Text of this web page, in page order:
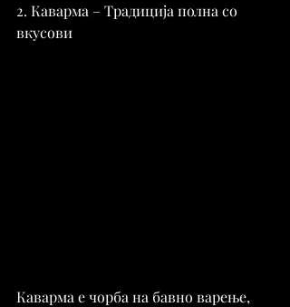
2. Каварма – Традиција полна со
вкусови
Каварма е чорба на бавно варење,